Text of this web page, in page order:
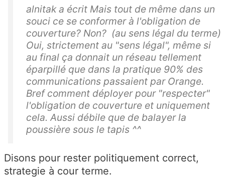
alnitak a écrit Mais tout de même dans un
souci ce se conformer à l'obligation de
couverture? Non? (au sens légal du terme)
Oui, strictement au "sens légal", même si
au final ça donnait un réseau tellement
éparpillé que dans la pratique 90% des
communications passaient par Orange.
Bref comment déployer pour "respecter"
l'obligation de couverture et uniquement
cela. Aussi débile que de balayer la
poussière sous le tapis ^^
Disons pour rester politiquement correct,
strategie à cour terme.